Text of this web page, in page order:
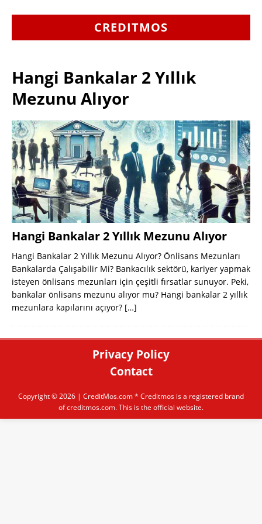
CREDITMOS
Hangi Bankalar 2 Yıllık
Mezunu Alıyor
Hangi Bankalar 2 Yıllık Mezunu Alıyor
Hangi Bankalar 2 Yıllık Mezunu Alıyor? Önlisans Mezunları
Bankalarda Çalışabilir Mi? Bankacılık sektörü, kariyer yapmak
isteyen önlisans mezunları için çeşitli fırsatlar sunuyor. Peki,
bankalar önlisans mezunu alıyor mu? Hangi bankalar 2 yıllık
mezunlara kapılarını açıyor? […]
Privacy Policy
Contact
Copyright © 2026 | CreditMos.com* Creditmos is a registered brand
of creditmos.com. This is the official website.